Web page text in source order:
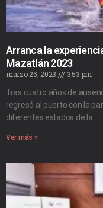
Arranca la
Mazatlán 2023
marzo 25, 2023
3:53 pm
Tras cuatro años de
regresó al puerto con la
diferentes estados de la
Ver más »